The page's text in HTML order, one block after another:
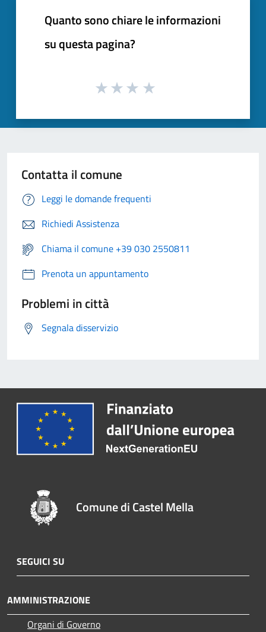
Quanto sono chiare le informazioni
su questa pagina?
Contatta il comune
Leggi le domande frequenti
Richiedi Assistenza
Chiama il comune +39 030 2550811
Prenota un appuntamento
Problemi in città
Segnala disservizio
Comune di Castel Mella
SEGUICI SU
AMMINISTRAZIONE
Organi di Governo